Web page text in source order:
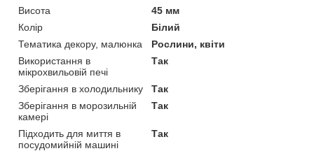
Висота
45 мм
Колір
Білий
Тематика декору, малюнка
Рослини, квіти
Використання в
мікрохвильовій печі
Так
Зберігання в холодильнику
Так
Зберігання в морозильній
камері
Так
Підходить для миття в
посудомийній машині
Так